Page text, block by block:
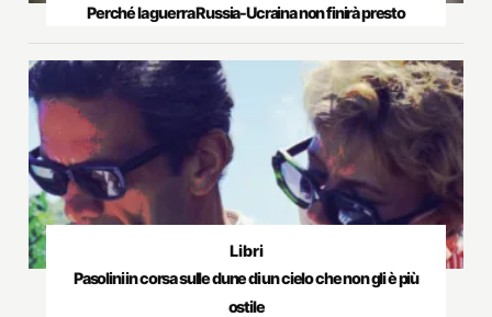
Perché la guerra Russia-Ucraina non finirà presto
Libri
Pasolini in corsa sulle dune di un cielo che non gli è più
ostile